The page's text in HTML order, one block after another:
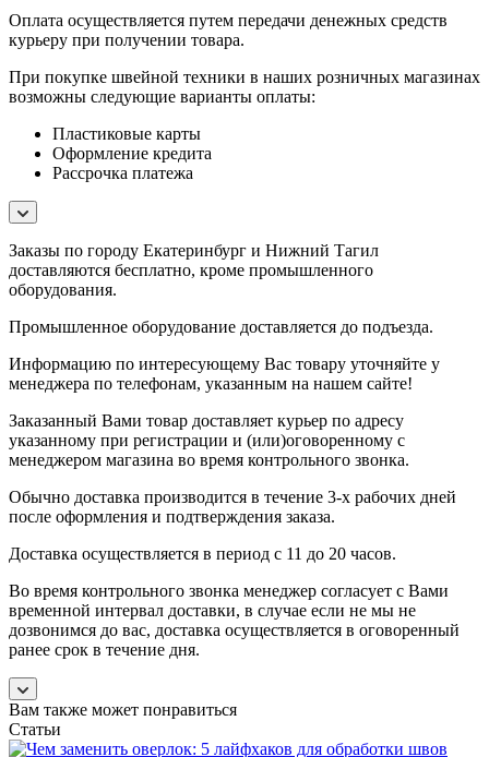
Оплата осуществляется путем передачи денежных средств
курьеру при получении товара.
При покупке швейной техники в наших розничных магазинах
возможны следующие варианты оплаты:
Пластиковые карты
Оформление кредита
Рассрочка платежа
Заказы по городу Екатеринбург и Нижний Тагил
доставляются бесплатно, кроме промышленного
оборудования.
Промышленное оборудование доставляется до подъезда.
Информацию по интересующему Вас товару уточняйте у
менеджера по телефонам, указанным на нашем сайте!
Заказанный Вами товар доставляет курьер по адресу
указанному при регистрации и (или)оговоренному с
менеджером магазина во время контрольного звонка.
Обычно доставка производится в течение 3-х рабочих дней
после оформления и подтверждения заказа.
Доставка осуществляется в период с 11 до 20 часов.
Во время контрольного звонка менеджер согласует с Вами
временной интервал доставки, в случае если не мы не
дозвонимся до вас, доставка осуществляется в оговоренный
ранее срок в течение дня.
Вам также может понравиться
Статьи